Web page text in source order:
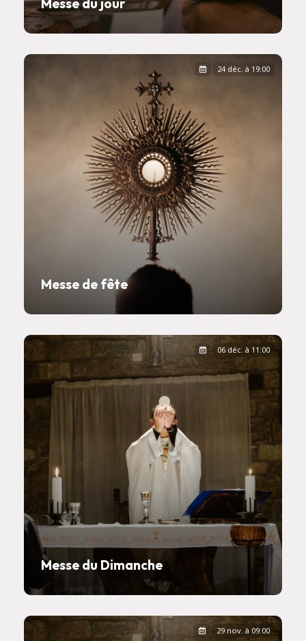
Messe du jour
Messe de fête
24 déc. à 19:00
Messe du Dimanche
06 déc. à 11:00
29 nov. à 09:00